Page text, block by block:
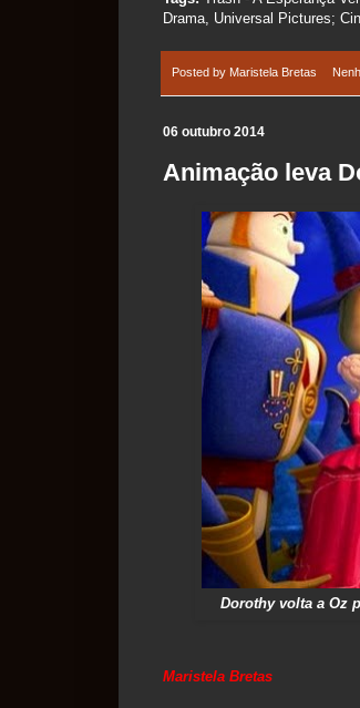
Drama, Universal Pictures;
Posted by Maristela Bretas
06 outubro 2014
Animação leva
Dorothy volta a Oz
Maristela Bretas